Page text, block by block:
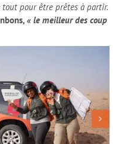
pour être prêtes à partir.
« le meilleur des coup